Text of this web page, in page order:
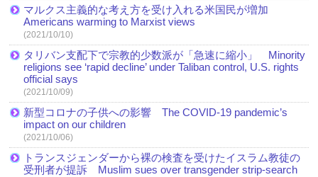
マルクス主義的な考え方を受け入れる米国民が増加
Americans warming to Marxist views
(2021/10/10)
タリバン支配下で宗教的少数派が「急速に縮小」 Minority
religions see ‘rapid decline’ under Taliban control, U.S. rights
official says
(2021/10/09)
新型コロナの子供への影響 The COVID-19 pandemic’s
impact on our children
(2021/10/06)
トランスジェンダーから裸の検査を受けたイスラム教徒の
受刑者が提訴 Muslim sues over transgender strip-search